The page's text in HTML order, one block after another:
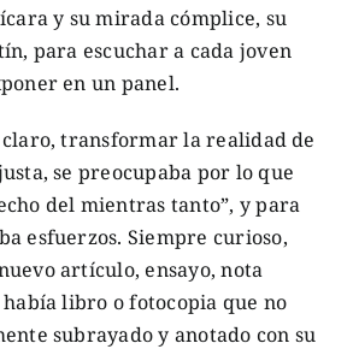
y su mirada cómplice, su
para escuchar a cada joven
en un panel.
transformar la realidad de
se preocupaba por lo que
del mientras tanto”, y para
esfuerzos. Siempre curioso,
artículo, ensayo, nota
libro o fotocopia que no
subrayado y anotado con su